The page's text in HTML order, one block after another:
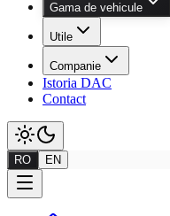
Gama de vehicule
Utile
Companie
Istoria DAC
Contact
RO EN